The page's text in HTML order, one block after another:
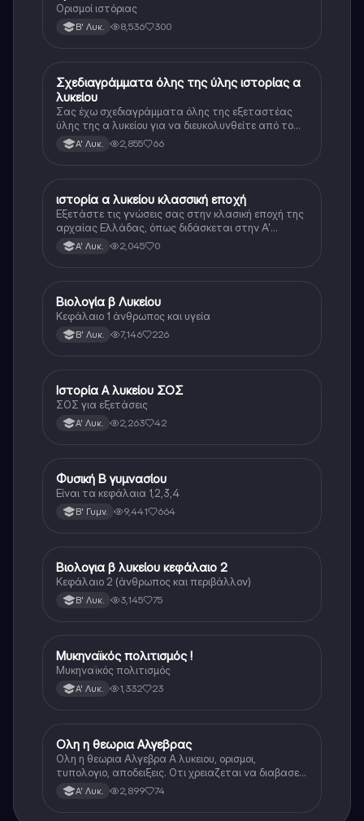
Ορισμοί ιστόριας
Β' Λυκ. 8,536 300
Ιστορία
Σχεδιαγράμματα όλης της ύλης ιστορίας α
λυκείου
Σας έχω σχεδιαγράμματα όλης της εξεταστέας
ύλης της α λυκείου για να διευκολυνθείτε από το
τεράστιο βάρος του βιβλίου
Α' Λυκ. 2,855 66
Ιστορία
ιστορία α λυκείου κλασσική εποχή
Εξετάστε τις γνώσεις σας στην κλασική εποχή της
αρχαίας Ελλάδας, όπως διδάσκεται στην Α'
Λυκείου.Α' Λυκ. 2,045 0
Βιολογία
Βιολογία β Λυκείου
Κεφάλαιο 1 άνθρωπος και υγεία
Β' Λυκ. 7,146 226
Ιστορία
Ιστορία Α λυκείου ΣΟΣ
ΣΟΣ για εξετάσεις
Α' Λυκ. 2,263 42
Φυσική
Φυσική Β γυμνασίου
Είναι τα κεφάλαια 1,2,3,4
Β' Γυμν. 9,441 664
Βιολογία
Βιολογια β λυκείου κεφάλαιο 2
Κεφάλαιο 2 (άνθρωπος και περιβάλλον)
Β' Λυκ. 3,145 75
Ιστορία
Μυκηναϊκός πολιτισμός !
Μυκηναϊκός πολιτισμός
Α' Λυκ. 1,332 23
Μαθηματικά
Ολη η θεωρια Αλγεβρας
Ολη η θεωρια Αλγεβρα Α λυκειου, ορισμοι,
τυπολογιο, αποδειξεις. Οτι χρειαζεται να διαβασεις
για το θεωρητικο κομματι της αλγεβρας.
Α' Λυκ. 2,899 74